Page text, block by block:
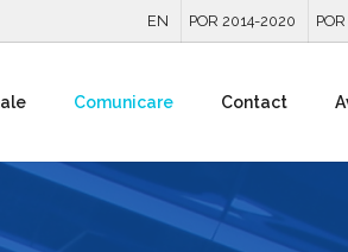
EN POR 2014-2020
Comunicare Contact